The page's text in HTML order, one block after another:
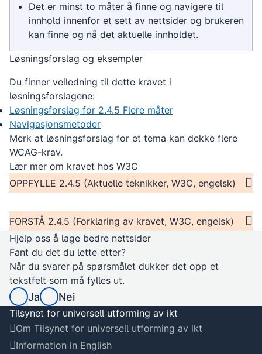
Det er minst to måter å finne og navigere til
innhold innenfor et sett av nettsider og brukeren
kan finne og nå det aktuelle innholdet.
Løsningsforslag og eksempler
Du finner veiledning til dette kravet i
løsningsforslagene:
Løsningsforslag for 2.4.5 Flere måter
Navigasjonsmetoder
Merk at løsningsforslag for et tema kan dekke flere
WCAG-krav.
Lær mer om kravet hos W3C
OPPFYLLE 2.4.5 (Aktuelle teknikker, W3C, engelsk)
FORSTÅ 2.4.5 (Forklaring av kravet, W3C, engelsk)
Hjelp oss å lage bedre nettsider
Fant du det du lette etter?
Når du svarer på spørsmålet dukker det opp et
tekstfelt som må fylles ut.
Ja Nei
Tilsynet for universell utforming av ikt
Om Tilsynet for universell utforming av ikt
Information in English